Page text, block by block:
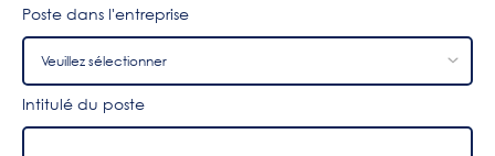
Poste dans l'entreprise
Intitulé du poste